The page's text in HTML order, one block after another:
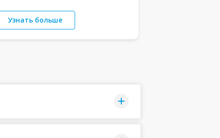
Узнать больше